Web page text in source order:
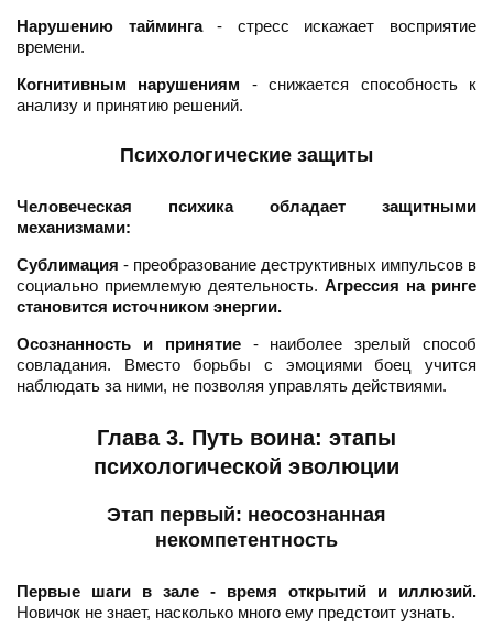
Нарушению тайминга- стресс искажает восприятие
времени.
Когнитивным нарушениям - снижается способность к
анализу и принятию решений.
Психологические защиты
Человеческая психика обладает защитными
механизмами:
Сублимация - преобразование деструктивных импульсов в
социально приемлемую деятельность. Агрессия на ринге
становится источником энергии.
Осознанность и принятие- наиболее зрелый способ
совладания. Вместо борьбы с эмоциями боец учится
наблюдать за ними, не позволяя управлять действиями.
Глава 3. Путь воина: этапы
психологической эволюции
Этап первый: неосознанная
некомпетентность
Первые шаги в зале - время открытий и иллюзий.
Новичок не знает, насколько много ему предстоит узнать.